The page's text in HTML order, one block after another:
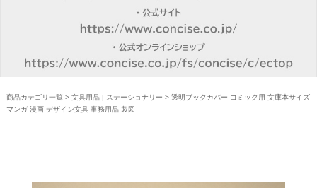
商品カテゴリ一覧 > 文具用品 | ステーショナリー > 透明ブックカバー コミック用 文庫本サイズ
マンガ 漫画 デザイン文具 事務用品 製図